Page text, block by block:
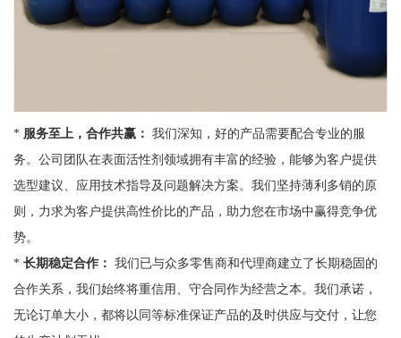
* 服务至上，合作共赢： 我们深知，好的产品需要配合专业的服
务。公司团队在表面活性剂领域拥有丰富的经验，能够为客户提供
选型建议、应用技术指导及问题解决方案。我们坚持薄利多销的原
则，力求为客户提供高性价比的产品，助力您在市场中赢得竞争优
势。
* 长期稳定合作： 我们已与众多零售商和代理商建立了长期稳固的
合作关系，我们始终将重信用、守合同作为经营之本。我们承诺，
无论订单大小，都将以同等标准保证产品的及时供应与交付，让您